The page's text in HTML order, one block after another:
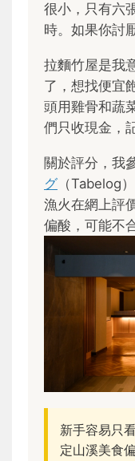
很小，只有六
時。如果你討
拉麵竹屋是我
了，想找便宜
頭用雞骨和蔬
們只收現金，
關於評分，我
グ（Tabelog
漁火在網上評
偏酸，可能不
新手容易只
定山溪美食